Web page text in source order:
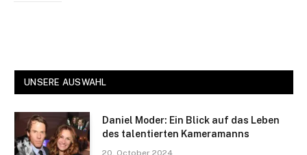
UNSERE AUSWAHL
Daniel Moder: Ein Blick auf das Leben
des talentierten Kameramanns
20. October 2024